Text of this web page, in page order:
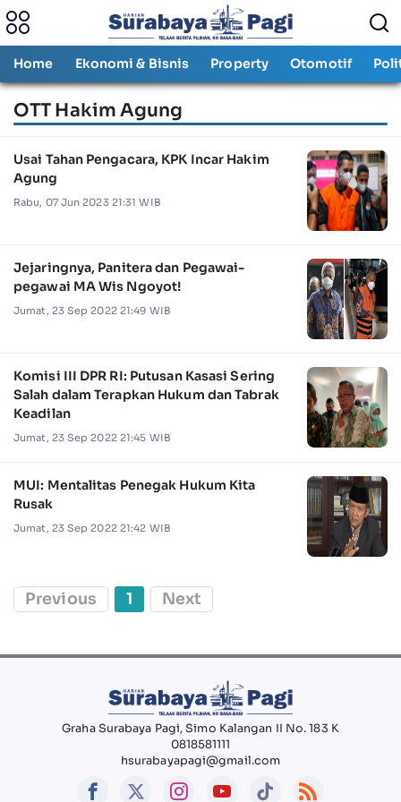
Home Ekonomi & Bisnis Property Otomotif
OTT Hakim Agung
Usai Tahan Pengacara, KPK Incar Hakim
Agung
Rabu, 07 Jun 2023 21:31 WIB
Jejaringnya, Panitera dan Pegawai-
pegawai MA Wis Ngoyot!
Jumat, 23 Sep 2022 21:49 WIB
Komisi III DPR RI: Putusan Kasasi Sering
Salah dalam Terapkan Hukum dan Tabrak
Keadilan
Jumat, 23 Sep 2022 21:45 WIB
MUI: Mentalitas Penegak Hukum Kita
Rusak
Jumat, 23 Sep 2022 21:42 WIB
Previous 1 Next
Graha Surabaya Pagi, Simo Kalangan II No. 183 K
0818581111
hsurabayapagi@gmail.com